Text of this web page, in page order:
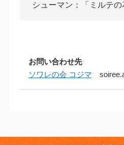
シューマン：「ミルテ
お問い合わせ先
ソワレの会 コジマ